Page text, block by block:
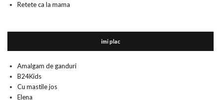
Retete ca la mama
imi plac
Amalgam de ganduri
B24Kids
Cu mastile jos
Elena